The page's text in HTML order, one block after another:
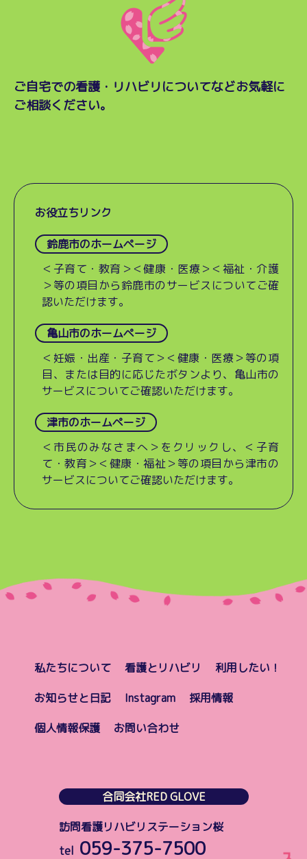
ご自宅での看護・リハビリについてなどお気軽に
ご相談ください。
お役立ちリンク
鈴鹿市のホームページ
＜子育て・教育＞＜健康・医療＞＜福祉・介護
＞等の項目から鈴鹿市のサービスについてご確
認いただけます。
亀山市のホームページ
＜妊娠・出産・子育て＞＜健康・医療＞等の項
目、または目的に応じたボタンより、亀山市の
サービスについてご確認いただけます。
津市のホームページ
＜市民のみなさまへ＞をクリックし、＜子育
て・教育＞＜健康・福祉＞等の項目から津市の
サービスについてご確認いただけます。
合同会社RED GLOVE
訪問看護リハビリステーション桜
tel 059-375-7500
私たちについて 看護とリハビリ
利用したい！
お知らせと日記
Instagram
採用情報
個人情報保護
お問い合わせ